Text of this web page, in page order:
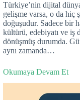
Türkiye’nin dijital
gelişme varsa, o da
doğuşudur. Sadece bir
kültürü, edebiyatı ve iş
dönüşmüş durumda.
aynı zamanda…
Okumaya Devam Et